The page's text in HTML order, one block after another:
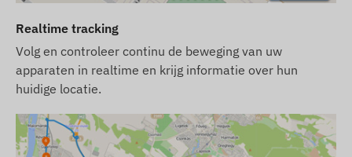
echter rekening mee dat de fabrikant zich het
recht voorbehoudt om productspecificaties of
verpakkingen zonder voorafgaande kennisgeving
te wijzigen. Hierdoor kan het daadwerkelijke
de getoonde afbeeldingen. Wij behouden ons het
recht voor op wijzigingen door de fabrikant met
Realtime tracking
Volg en controleer continu de beweging van uw
apparaten in realtime en krijg informatie over hun
huidige locatie.